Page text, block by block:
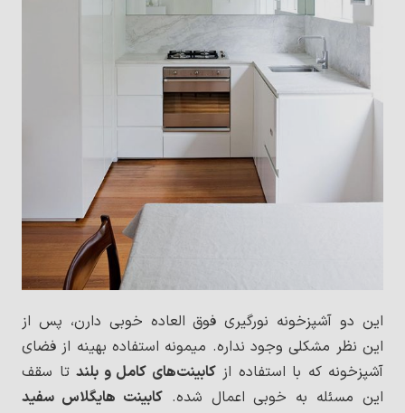
این دو آشپزخونه نورگیری فوق العاده خوبی دارن، پس از
این نظر مشکلی وجود نداره. میمونه استفاده بهینه از فضای
آشپزخونه که با استفاده ازکابینت‌های کامل و بلند تا سقف
این مسئله به خوبی اعمال شده.کابینت هایگلاس سفید